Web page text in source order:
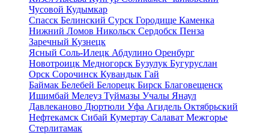
Чусовой Кудымкар
Спасск Белинский Сурск Городище Каменка
Нижний Ломов Никольск Сердобск Пенза
Заречный Кузнецк
Ясный Соль-Илецк Абдулино Оренбург
Новотроицк Медногорск Бузулук Бугуруслан
Орск Сорочинск Кувандык Гай
Баймак Белебей Белорецк Бирск Благовещенск
Ишимбай Мелеуз Туймазы Учалы Янаул
Давлеканово Дюртюли Уфа Агидель Октябрьский
Нефтекамск Сибай Кумертау Салават Межгорье
Стерлитамак